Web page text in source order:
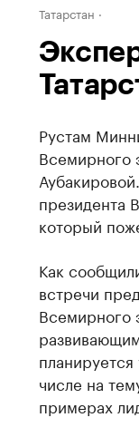
Татарстан
Рустам
Всемирного
президента
который
Как
встречи
Всемирного
числе на
примерах